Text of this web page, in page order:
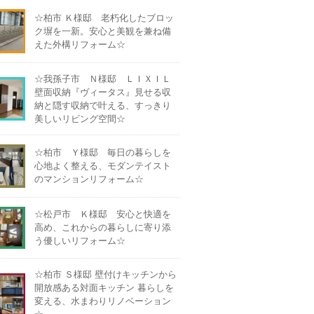
☆柏市 Ｋ様邸 老朽化したブロッ
ク塀を一新。安心と美観を兼ね備
えた外構リフォーム☆
☆我孫子市 Ｎ様邸 ＬＩＸＩＬ
壁面収納『ヴィータス』見せる収
納と隠す収納で叶える、すっきり
美しいリビング空間☆
☆柏市 Ｙ様邸 毎日の暮らしを
心地よく整える、モダンテイスト
のマンションリフォーム☆
☆松戸市 Ｋ様邸 安心と快適を
高め、これからの暮らしに寄り添
う優しいリフォーム☆
☆柏市 Ｓ様邸 壁付けキッチンから
開放感ある対面キッチン 暮らしを
変える、水まわりリノベーション